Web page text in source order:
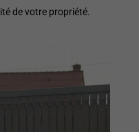
de votre propriété.